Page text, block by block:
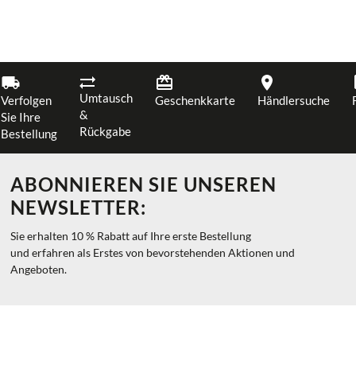
Verfolgen
Sie Ihre
Bestellung
Umtausch
&
Rückgabe
Geschenkkarte Händlersuche
ABONNIEREN SIE UNSEREN
NEWSLETTER:
Sie erhalten 10 % Rabatt auf Ihre erste Bestellung
und erfahren als Erstes von bevorstehenden Aktionen und
Angeboten.